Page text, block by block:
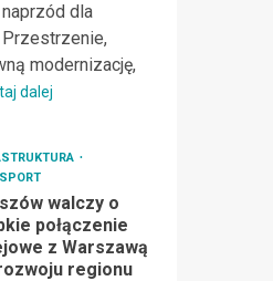
dla
Przestrzenie,
modernizację,
dalej
walczy o
połączenie
z Warszawą
regionu